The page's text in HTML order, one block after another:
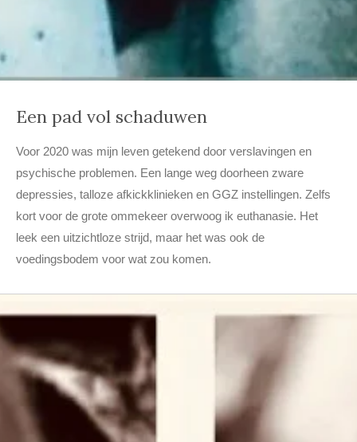
Een pad vol schaduwen
Voor 2020 was mijn leven getekend door verslavingen en
psychische problemen. Een lange weg doorheen zware
depressies, talloze afkickklinieken en GGZ instellingen. Zelfs
kort voor de grote ommekeer overwoog ik euthanasie. Het
leek een uitzichtloze strijd, maar het was ook de
voedingsbodem voor wat zou komen.